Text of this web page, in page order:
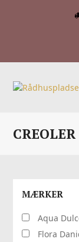
CREOLER
MÆRKER
Aqua
Flora